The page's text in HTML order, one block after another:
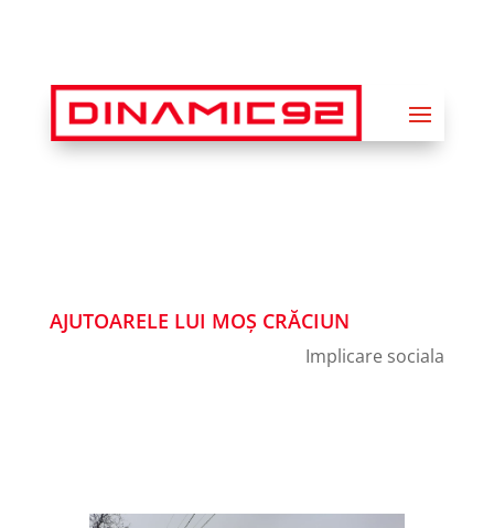
AJUTOARELE LUI MOȘ CRĂCIUN
Implicare sociala